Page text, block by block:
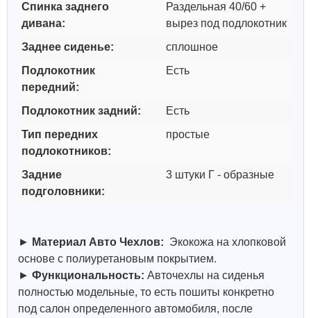
Спинка заднего
дивана:
Раздельная 40/60 +
вырез под подлокотник
Заднее сиденье:
сплошное
Подлокотник
передний:
Есть
Подлокотник задний:
Есть
Тип передних
подлокотников:
простые
Задние
подголовники:
3 штуки Г - образные
► Материал Авто Чехлов: Экокожа на хлопковой
основе с полиуретановым покрытием.
► Функциональность: Авточехлы на сиденья
полностью модельные, то есть пошиты конкретно
под салон определенного автомобиля, после